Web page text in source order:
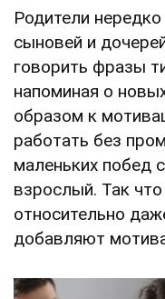
Родители
сыновей и
говорить фразы
напоминая о
образом к
работать без
маленьких побед
взрослый. Так
относительно
добавляют